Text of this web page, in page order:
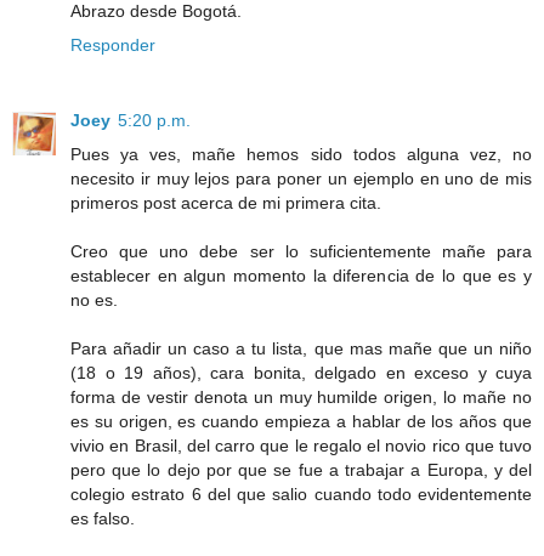
Abrazo desde Bogotá.
Responder
Joey 5:20 p.m.
Pues ya ves, mañe hemos sido todos alguna vez, no
necesito ir muy lejos para poner un ejemplo en uno de mis
primeros post acerca de mi primera cita.
Creo que uno debe ser lo suficientemente mañe para
establecer en algun momento la diferencia de lo que es y
no es.
Para añadir un caso a tu lista, que mas mañe que un niño
(18 o 19 años), cara bonita, delgado en exceso y cuya
forma de vestir denota un muy humilde origen, lo mañe no
es su origen, es cuando empieza a hablar de los años que
vivio en Brasil, del carro que le regalo el novio rico que tuvo
pero que lo dejo por que se fue a trabajar a Europa, y del
colegio estrato 6 del que salio cuando todo evidentemente
es falso.